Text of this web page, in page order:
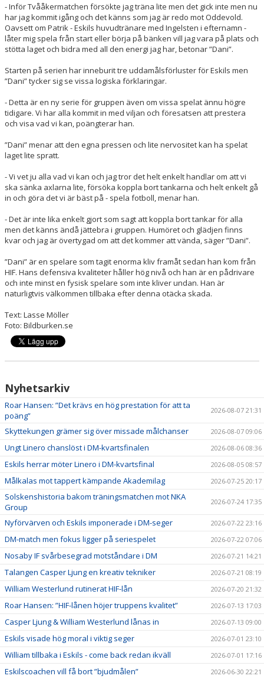
- Inför Tvååkermatchen försökte jag träna lite men det gick inte men nu
har jag kommit igång och det känns som jag är redo mot Oddevold.
Oavsett om Patrik - Eskils huvudtränare med Ingelsten i efternamn -
låter mig spela från start eller börja på bänken vill jag vara på plats och
stötta laget och bidra med all den energi jag har, betonar ”Dani”.
Starten på serien har inneburit tre uddamålsförluster för Eskils men
”Dani” tycker sig se vissa logiska förklaringar.
- Detta är en ny serie för gruppen även om vissa spelat ännu högre
tidigare. Vi har alla kommit in med viljan och föresatsen att prestera
och visa vad vi kan, poängterar han.
”Dani” menar att den egna pressen och lite nervositet kan ha spelat
laget lite spratt.
- Vi vet ju alla vad vi kan och jag tror det helt enkelt handlar om att vi
ska sänka axlarna lite, försöka koppla bort tankarna och helt enkelt gå
in och göra det vi är bäst på - spela fotboll, menar han.
- Det är inte lika enkelt gjort som sagt att koppla bort tankar för alla
men det känns ändå jättebra i gruppen. Humöret och glädjen finns
kvar och jag är övertygad om att det kommer att vända, säger ”Dani”.
”Dani” är en spelare som tagit enorma kliv framåt sedan han kom från
HIF. Hans defensiva kvaliteter håller hög nivå och han är en pådrivare
och inte minst en fysisk spelare som inte kliver undan. Han är
naturligtvis välkommen tillbaka efter denna otäcka skada.
Text: Lasse Möller
Foto: Bildburken.se
Nyhetsarkiv
Roar Hansen: ”Det krävs en hög prestation för att ta
poäng”
2026-08-07 21:31
Skyttekungen grämer sig över missade målchanser 2026-08-07 09:06
Ungt Linero chanslöst i DM-kvartsfinalen 2026-08-06 08:36
Eskils herrar möter Linero i DM-kvartsfinal 2026-08-05 08:57
Målkalas mot tappert kämpande Akademilag 2026-07-25 20:17
Solskenshistoria bakom träningsmatchen mot NKA
Group
2026-07-24 17:35
Nyförvärven och Eskils imponerade i DM-seger 2026-07-22 23:16
DM-match men fokus ligger på seriespelet 2026-07-22 07:06
Nosaby IF svårbesegrad motståndare i DM 2026-07-21 14:21
Talangen Casper Ljung en kreativ tekniker 2026-07-21 08:19
William Westerlund rutinerat HIF-lån 2026-07-20 21:32
Roar Hansen: ”HIF-lånen höjer truppens kvalitet” 2026-07-13 17:03
Casper Ljung & William Westerlund lånas in 2026-07-13 09:00
Eskils visade hög moral i viktig seger 2026-07-01 23:10
William tillbaka i Eskils - come back redan ikväll 2026-07-01 17:16
Eskilscoachen vill få bort ”bjudmålen” 2026-06-30 22:21